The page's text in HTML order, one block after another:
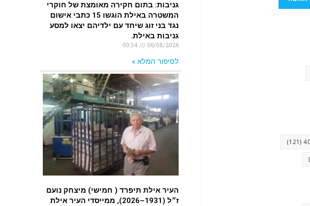
(121)
גניבות: בתום חקירה מאומצת של חוקרי
המשטרה באילת הוגשו 15 כתבי אישום
נגד בני זוג שיחד עם ילדיהם יצאו למסע
גניבות באילת.
06/08/2026
לסיפור המלא »
העיר אילת תיפרד ( חמישי) מיצחק נועם
ז״ל (1931–2026), ממייסדי העיר אילת